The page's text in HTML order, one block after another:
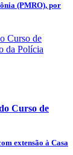
(PMRO), por
Curso de
extensão à Casa